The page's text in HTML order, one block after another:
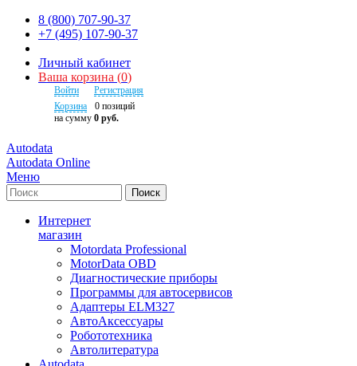
8 (800) 707-90-37
+7 (495) 107-90-37
Личный кабинет
Ваша корзина (0)
Войти
Регистрация
Корзина
0 позиций
на сумму 0 руб.
Autodata
Autodata Online
Меню
Поиск
Интернет
магазин
Motordata Professional
MotorData OBD
Диагностические приборы
Программы для автосервисов
Адаптеры ELM327
АвтоАксессуары
Робототехника
Автолитература